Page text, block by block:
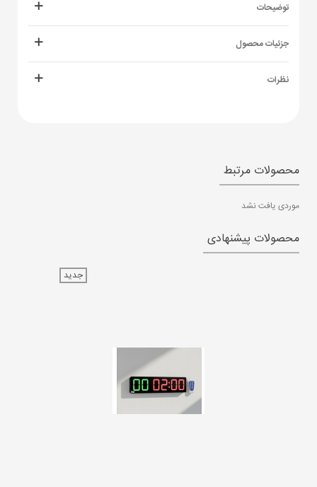
توضیحات
جزئیات محصول
نظرات
محصولات مرتبط
موردی یافت نشد
محصولات پیشنهادی
جدید